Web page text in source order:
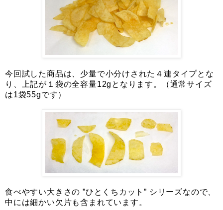
今回試した商品は、少量で小分けされた４連タイプとな
り、上記が１袋の全容量12gとなります。（通常サイズ
は1袋55gです）
食べやすい大きさの ”ひとくちカット” シリーズなので、
中には細かい欠片も含まれています。